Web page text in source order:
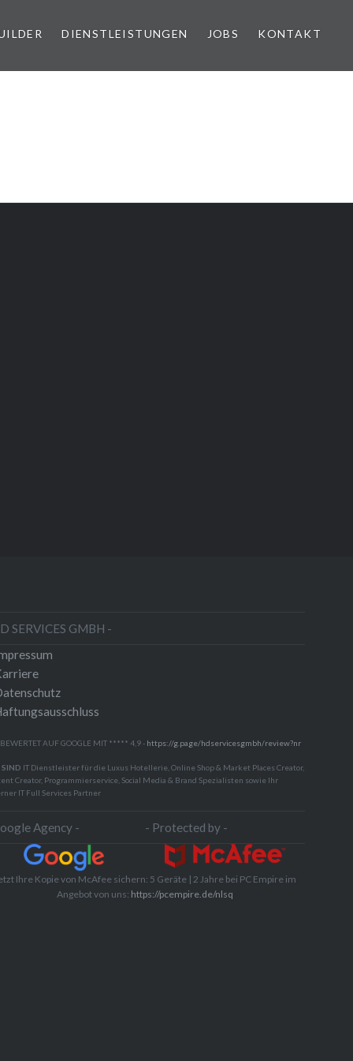
DIENSTLEISTUNGEN JOBS KONTAKT
SERVICES GMBH -
BEWERTET AUF GOOGLE MIT ***** 4,9 - https://g.page/hdservicesgmbh/review?nr
SIND IT Dienstleister für die Luxus Hotellerie, Online Shop & Market Places Creator,
Creator, Programmierservice, Social Media & Brand Spezialisten sowie Ihr
IT Full Services Partner
Agency - - Protected by -
Ihre Kopie von McAfee sichern: 5 Geräte | 2 Jahre bei PC Empire im
Angebot von uns: https://pcempire.de/nlsq